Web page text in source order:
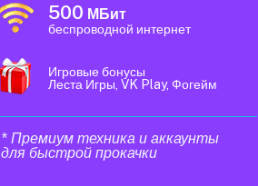
500 МБит
беспроводной интернет
Игровые бонусы
Леста Игры, VK Play, Фогейм
* Премиум техника и аккаунты
для быстрой прокачки